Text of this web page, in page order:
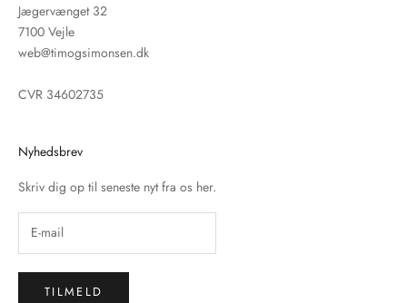
Jægervænget 32
7100 Vejle
web@timogsimonsen.dk
CVR 34602735
Nyhedsbrev
Skriv dig op til seneste nyt fra os her.
TILMELD